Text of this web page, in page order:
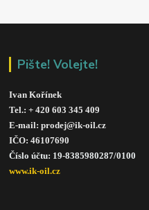
Pište! Volejte!
Ivan Kořínek
Tel.: + 420 603 345 409
E-mail: prodej@ik-oil.cz
IČO: 46107690
Číslo účtu: 19-8385980287/0100
www.ik-oil.cz